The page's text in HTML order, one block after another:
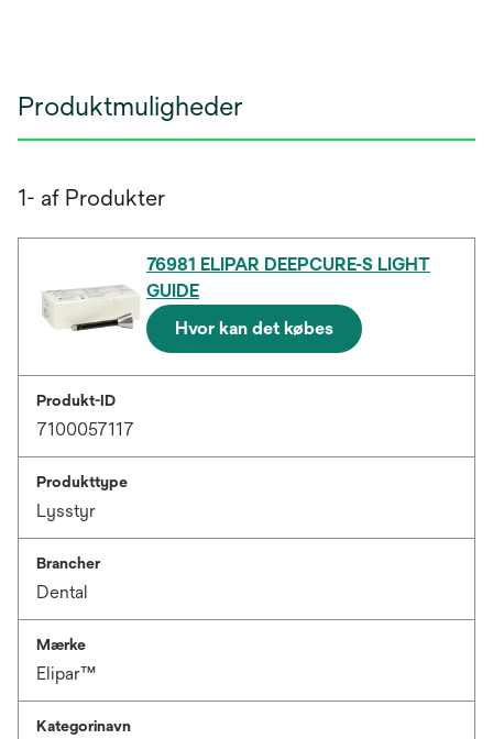
Produktmuligheder
1- af Produkter
76981 ELIPAR DEEPCURE-S LIGHT
GUIDE
Hvor kan det købes
Produkt-ID
7100057117
Produkttype
Lysstyr
Brancher
Dental
Mærke
Elipar™
Kategorinavn